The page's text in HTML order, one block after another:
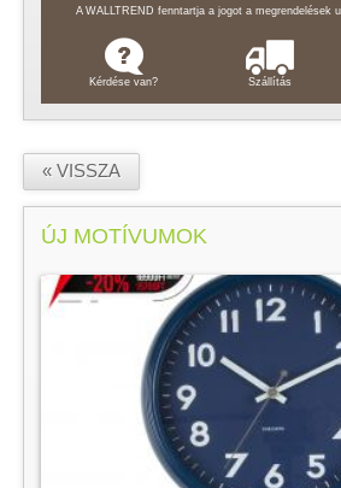
A WALLTREND fenntartja a jogot a megrendelések
Kérdése van? Szállítás
« VISSZA
ÚJ MOTÍVUMOK